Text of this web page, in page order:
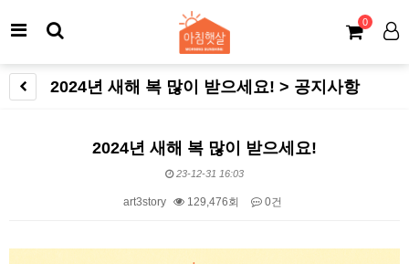
0
2024년 새해 복 많이 받으세요! > 공지사항
2024년 새해 복 많이 받으세요!
23-12-31 16:03
art3story 129,476회 0건
본문